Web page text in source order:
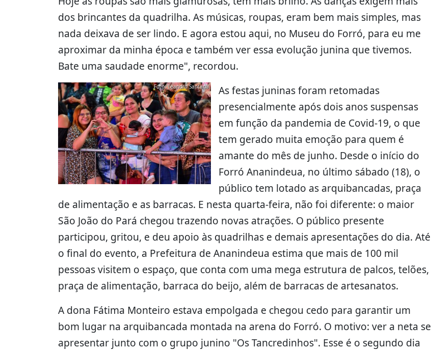
dos brincantes da quadrilha. As músicas, roupas, eram bem mais simples, mas
nada deixava de ser lindo. E agora estou aqui, no Museu do Forró, para eu me
aproximar da minha época e também ver essa evolução junina que tivemos.
Bate uma saudade enorme", recordou.
Foto: Leandro Santana
As festas juninas foram retomadas
presencialmente após dois anos suspensas
em função da pandemia de Covid-19, o que
tem gerado muita emoção para quem é
amante do mês de junho. Desde o início do
Forró Ananindeua, no último sábado (18), o
público tem lotado as arquibancadas, praça
de alimentação e as barracas. E nesta quarta-feira, não foi diferente: o maior
São João do Pará chegou trazendo novas atrações. O público presente
participou, gritou, e deu apoio às quadrilhas e demais apresentações do dia. Até
o final do evento, a Prefeitura de Ananindeua estima que mais de 100 mil
pessoas visitem o espaço, que conta com uma mega estrutura de palcos, telões,
praça de alimentação, barraca do beijo, além de barracas de artesanatos.
A dona Fátima Monteiro estava empolgada e chegou cedo para garantir um
bom lugar na arquibancada montada na arena do Forró. O motivo: ver a neta se
apresentar junto com o grupo junino "Os Tancredinhos". Esse é o segundo dia